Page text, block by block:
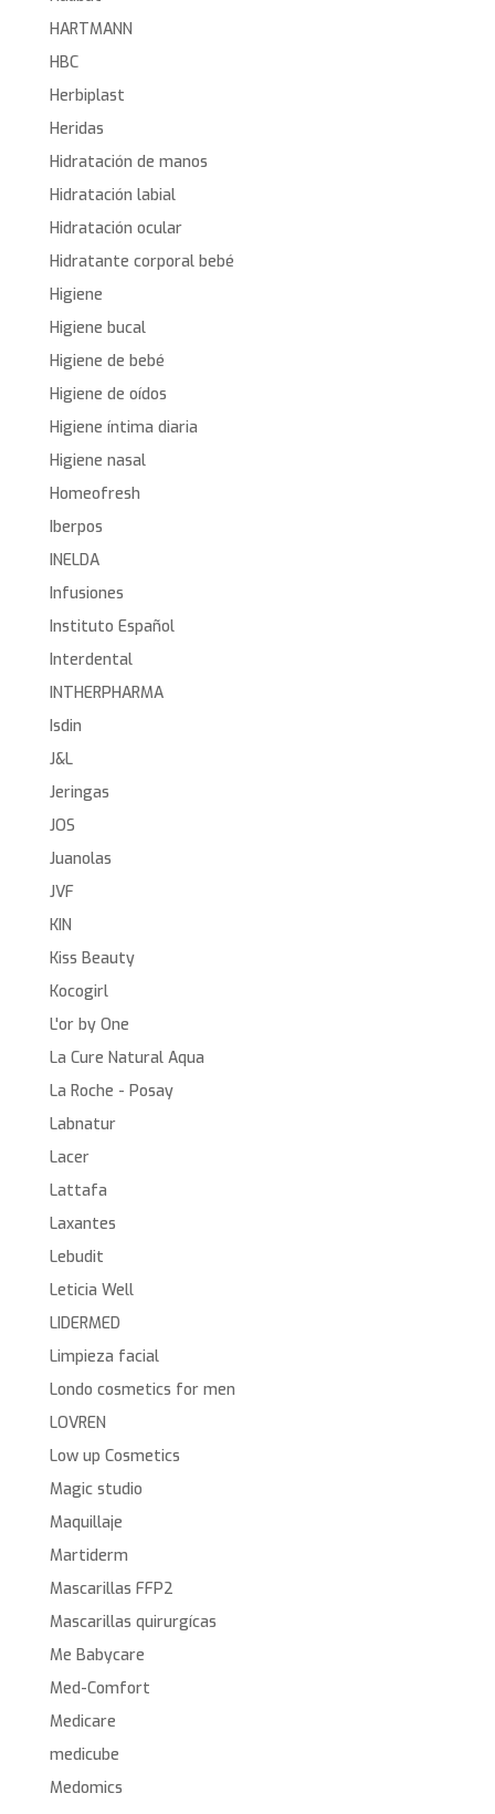
HARTMANN
HBC
Herbiplast
Heridas
Hidratación de manos
Hidratación labial
Hidratación ocular
Hidratante corporal bebé
Higiene
Higiene bucal
Higiene de bebé
Higiene de oídos
Higiene íntima diaria
Higiene nasal
Homeofresh
Iberpos
INELDA
Infusiones
Instituto Español
Interdental
INTHERPHARMA
Isdin
J&L
Jeringas
JOS
Juanolas
JVF
KIN
Kiss Beauty
Kocogirl
L'or by One
La Cure Natural Aqua
La Roche - Posay
Labnatur
Lacer
Lattafa
Laxantes
Lebudit
Leticia Well
LIDERMED
Limpieza facial
Londo cosmetics for men
LOVREN
Low up Cosmetics
Magic studio
Maquillaje
Martiderm
Mascarillas FFP2
Mascarillas quirurgícas
Me Babycare
Med-Comfort
Medicare
medicube
Medomics